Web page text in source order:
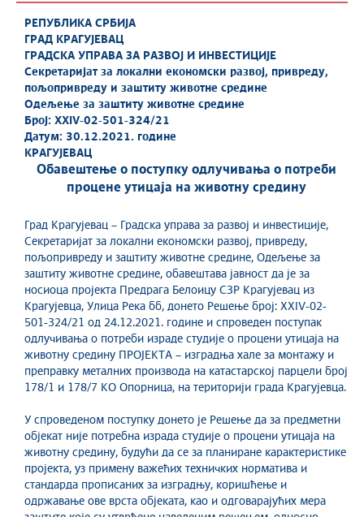
РЕПУБЛИКА СРБИЈА
ГРАД КРАГУЈЕВАЦ
ГРАДСКА УПРАВА ЗА РАЗВОЈ И ИНВЕСТИЦИЈЕ
Секретаријат за локални економски развој, привреду,
пољопривреду и заштиту животне средине
Одељење за заштиту животне средине
Број: XXIV-02-501-324/21
Датум: 30.12.2021. године
КРАГУЈЕВАЦ
Обавештење о поступку одлучивања о потреби
процене утицаја на животну средину
Град Крагујевац – Градска управа за развој и инвестиције,
Секретаријат за локални економски развој, привреду,
пољопривреду и заштиту животне средине, Одељење за
заштиту животне средине, обавештава јавност да је за
носиоца пројекта Предрага Белоицу СЗР Крагујевац из
Крагујевца, Улица Река бб, донето Решење број: XXIV-02-
501-324/21 од 24.12.2021. године и спроведен поступак
одлучивања о потреби израде студије о процени утицаја на
животну средину ПРОЈЕКТА – изградња хале за монтажу и
преправку металних производа на катастарској парцели број
178/1 и 178/7 КО Опорница, на територији града Крагујевца.
У спроведеном поступку донето је Решење да за предметни
објекат није потребна израда студије о процени утицаја на
животну средину, будући да се за планиране карактеристике
пројекта, уз примену важећих техничких норматива и
стандарда прописаних за изградњу, коришћење и
одржавање ове врста објеката, као и одговарајућих мера